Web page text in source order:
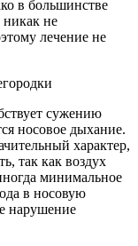
в большинстве
никак не
лечение не
сужению
носовое дыхание.
характер,
так как воздух
минимальное
в носовую
нарушение